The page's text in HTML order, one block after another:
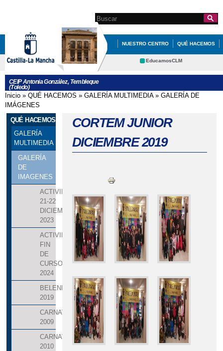
contenido
principal
Formulario de
búsqueda
Search this site
NUESTRO CENTRO QUÉ HACEMOS
EDUCACIÓN INFORMATE
EducamosCLM
Deportes CRFP
CEIP Antonia González, Tembleque
(Toledo)
Se encuentra usted aquí
Inicio » QUÉ HACEMOS » GALERÍA MULTIMEDIA» GALERÍA DE
IMÁGENES
QUÉ HACEMOS
GALERÍA
MULTIMEDIA
GALERÍA
DE
IMAGENES
ACTIVIDADES
21-22
DICIEMBRE
2023
ACTIVIDADES
FIN
DE
CURSO
2024
BELENES
2019
CARNAVALES
2009
CARNAVALES
2010
CORTEM JUNIOR
DICIEMBRE 2019